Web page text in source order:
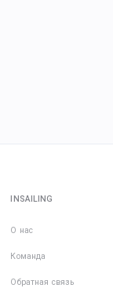
INSAILING
О нас
Команда
Обратная связь